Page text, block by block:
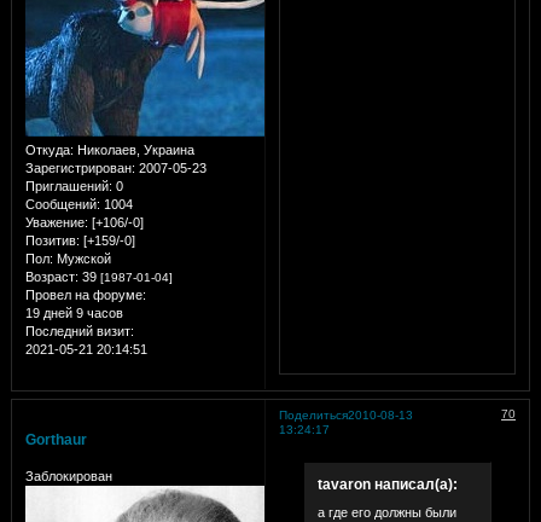
Откуда: Николаев, Украина
Зарегистрирован: 2007-05-23
Приглашений: 0
Сообщений: 1004
Уважение: [+106/-0]
Позитив: [+159/-0]
Пол: Мужской
Возраст: 39 [1987-01-04]
Провел на форуме:
19 дней 9 часов
Последний визит:
2021-05-21 20:14:51
Поделиться 70
2010-08-13
13:24:17
Gorthaur
Заблокирован tavaron написал(а):
а где его должны были